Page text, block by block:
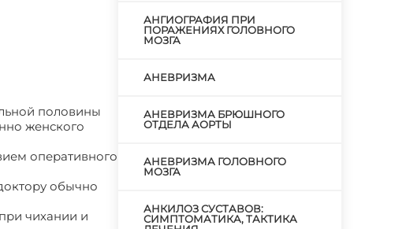
половины
женского
оперативного
обычно
чихании и
АНГИОГРАФИЯ ПРИ
ПОРАЖЕНИЯХ ГОЛОВНОГО
МОЗГА
АНЕВРИЗМА
АНЕВРИЗМА БРЮШНОГО
ОТДЕЛА АОРТЫ
АНЕВРИЗМА ГОЛОВНОГО
МОЗГА
АНКИЛОЗ СУСТАВОВ:
СИМПТОМАТИКА, ТАКТИКА